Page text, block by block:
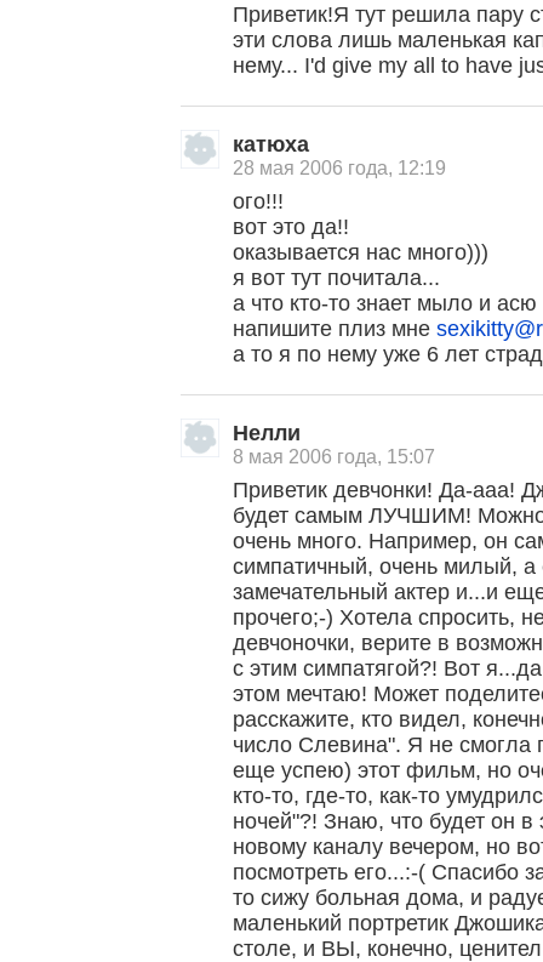
Приветик!Я тут решила пару
эти слова лишь маленькая
нему... I'd give my all to have
катюха
28 мая 2006 года, 12:19
ого!!!
вот это да!!
оказывается нас много)))
я вот тут почитала...
а что кто-то знает мыло и
напишите плиз мне
а то я по нему уже 6 лет
Нелли
8 мая 2006 года, 15:07
Приветик девчонки! Да-ааа!
будет самым ЛУЧШИМ! Можно,
очень много. Например, он
симпатичный, очень милый,
замечательный актер и...и
прочего;-) Хотела спросить,
девчоночки, верите в
с этим симпатягой?! Вот
этом мечтаю! Может
расскажите, кто видел,
число Слевина". Я не смогла
еще успею) этот фильм, но
кто-то, где-то, как-то
ночей"?! Знаю, что будет он в
новому каналу вечером, но
посмотреть его...:-( Спасибо
то сижу больная дома, и
маленький портретик
столе, и ВЫ, конечно,